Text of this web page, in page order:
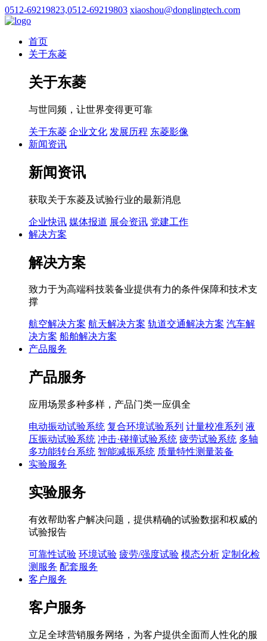
0512-69219823,0512-69219803 xiaoshou@donglingtech.com
首页
关于东菱
关于东菱
与世同频，让世界变得更可靠
关于东菱 企业文化 发展历程 东菱影像
新闻资讯
新闻资讯
获取关于东菱及试验行业的最新消息
企业快讯 媒体报道 展会资讯 党建工作
解决方案
解决方案
致力于为高端科技装备业提供有力的条件保障和技术支
撑
航空解决方案 航天解决方案 轨道交通解决方案 汽车解
决方案 船舶解决方案
产品服务
产品服务
应用场景多种多样，产品门类一应俱全
电动振动试验系统 复合环境试验系列 计量校准系列 液
压振动试验系统 冲击·碰撞试验系统 疲劳试验系统 多轴
多功能转台系统 智能减振系统 质量特性测量装备
实验服务
实验服务
有效帮助客户解决问题，提供精确的试验数据和权威的
试验报告
可靠性试验 环境试验 疲劳/强度试验 模态分析 定制化检
测服务 配套服务
客户服务
客户服务
立足全球营销服务网络，为客户提供全面而人性化的服